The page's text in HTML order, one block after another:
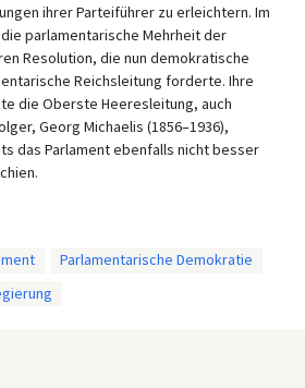
ihrer Parteiführer zu erleichtern. Im
parlamentarische Mehrheit der
Resolution, die nun demokratische
Reichsleitung forderte. Ihre
die Oberste Heeresleitung, auch
Georg Michaelis (1856–1936),
das Parlament ebenfalls nicht besser
Parlamentarische Demokratie